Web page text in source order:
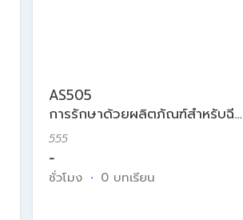
AS505
การรักษาด้วยผลิตภัณฑ์สำหรับฉีด
ในเวชศาสตร์ความงาม
555
-
ชั่วโมง · 0 บทเรียน